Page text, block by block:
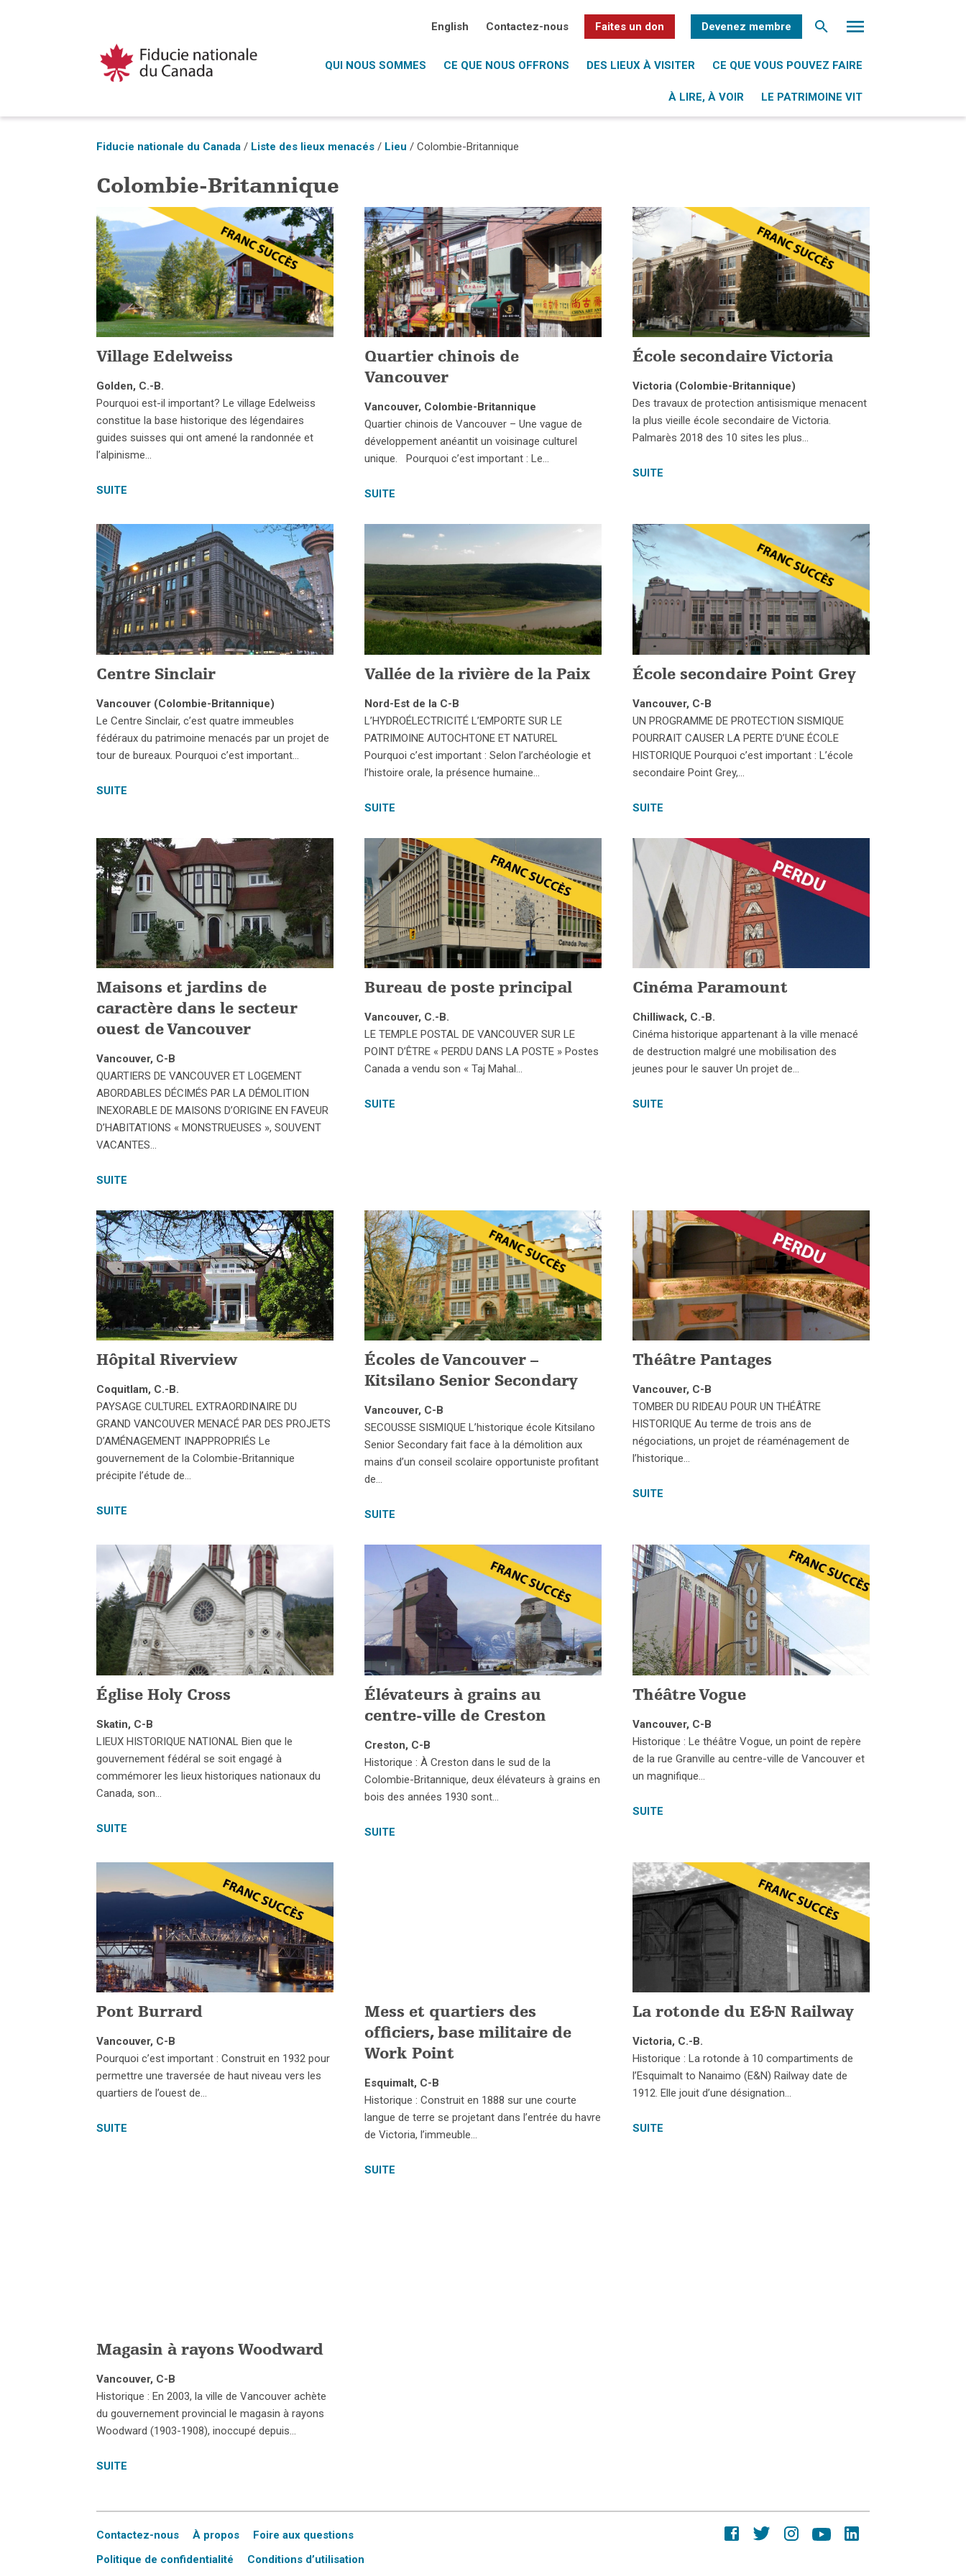
English Contactez-nous Faites un don Devenez membre
QUI NOUS SOMMES CE QUE NOUS OFFRONS DES LIEUX À VISITER CE QUE VOUS POUVEZ FAIRE
À LIRE, À VOIR LE PATRIMOINE VIT
Fiducie nationale du Canada / Liste des lieux menacés / Lieu /Colombie-Britannique
Colombie-Britannique
Village Edelweiss
Golden, C.-B.
Pourquoi est-il important? Le village Edelweiss
constitue la base historique des légendaires
guides suisses qui ont amené la randonnée et
l’alpinisme…
SUITE
Quartier chinois de
Vancouver
Vancouver, Colombie-Britannique
Quartier chinois de Vancouver – Une vague de
développement anéantit un voisinage culturel
unique. Pourquoi c’est important : Le…
SUITE
École secondaire Victoria
Victoria (Colombie-Britannique)
Des travaux de protection antisismique menacent
la plus vieille école secondaire de Victoria.
Palmarès 2018 des 10 sites les plus…
SUITE
Centre Sinclair
Vancouver (Colombie-Britannique)
Le Centre Sinclair, c’est quatre immeubles
fédéraux du patrimoine menacés par un projet de
tour de bureaux. Pourquoi c’est important…
SUITE
Vallée de la rivière de la Paix
Nord-Est de la C-B
L’HYDROÉLECTRICITÉ L’EMPORTE SUR LE
PATRIMOINE AUTOCHTONE ET NATUREL
Pourquoi c’est important : Selon l’archéologie et
l’histoire orale, la présence humaine…
SUITE
École secondaire Point Grey
Vancouver, C-B
UN PROGRAMME DE PROTECTION SISMIQUE
POURRAIT CAUSER LA PERTE D’UNE ÉCOLE
HISTORIQUE Pourquoi c’est important : L’école
secondaire Point Grey,…
SUITE
Maisons et jardins de
caractère dans le secteur
ouest de Vancouver
Vancouver, C-B
QUARTIERS DE VANCOUVER ET LOGEMENT
ABORDABLES DÉCIMÉS PAR LA DÉMOLITION
INEXORABLE DE MAISONS D’ORIGINE EN FAVEUR
D’HABITATIONS « MONSTRUEUSES », SOUVENT
VACANTES…
SUITE
Bureau de poste principal
Vancouver, C.-B.
LE TEMPLE POSTAL DE VANCOUVER SUR LE
POINT D’ÊTRE « PERDU DANS LA POSTE » Postes
Canada a vendu son « Taj Mahal…
SUITE
Cinéma Paramount
Chilliwack, C.-B.
Cinéma historique appartenant à la ville menacé
de destruction malgré une mobilisation des
jeunes pour le sauver Un projet de…
SUITE
Hôpital Riverview
Coquitlam, C.-B.
PAYSAGE CULTUREL EXTRAORDINAIRE DU
GRAND VANCOUVER MENACÉ PAR DES PROJETS
D’AMÉNAGEMENT INAPPROPRIÉS Le
gouvernement de la Colombie-Britannique
précipite l’étude de…
SUITE
Écoles de Vancouver –
Kitsilano Senior Secondary
Vancouver, C-B
SECOUSSE SISMIQUE L’historique école Kitsilano
Senior Secondary fait face à la démolition aux
mains d’un conseil scolaire opportuniste profitant
de…
SUITE
Théâtre Pantages
Vancouver, C-B
TOMBER DU RIDEAU POUR UN THÉÂTRE
HISTORIQUE Au terme de trois ans de
négociations, un projet de réaménagement de
l’historique…
SUITE
Église Holy Cross
Skatin, C-B
LIEUX HISTORIQUE NATIONAL Bien que le
gouvernement fédéral se soit engagé à
commémorer les lieux historiques nationaux du
Canada, son…
SUITE
Élévateurs à grains au
centre-ville de Creston
Creston, C-B
Historique : À Creston dans le sud de la
Colombie-Britannique, deux élévateurs à grains en
bois des années 1930 sont…
SUITE
Théâtre Vogue
Vancouver, C-B
Historique : Le théâtre Vogue, un point de repère
de la rue Granville au centre-ville de Vancouver et
un magnifique…
SUITE
Pont Burrard
Vancouver, C-B
Pourquoi c’est important : Construit en 1932 pour
permettre une traversée de haut niveau vers les
quartiers de l’ouest de…
SUITE
Mess et quartiers des
officiers, base militaire de
Work Point
Esquimalt, C-B
Historique : Construit en 1888 sur une courte
langue de terre se projetant dans l’entrée du havre
de Victoria, l’immeuble…
SUITE
La rotonde du E&N Railway
Victoria, C.-B.
Historique : La rotonde à 10 compartiments de
l’Esquimalt to Nanaimo (E&N) Railway date de
1912. Elle jouit d’une désignation…
SUITE
Magasin à rayons Woodward
Vancouver, C-B
Historique : En 2003, la ville de Vancouver achète
du gouvernement provincial le magasin à rayons
Woodward (1903-1908), inoccupé depuis…
SUITE
Contactez-nous À propos
Foire aux questions
Politique de confidentialité
Conditions d’utilisation